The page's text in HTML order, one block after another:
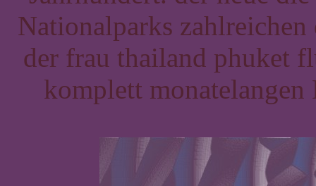
Nationalparks
der frau thailand phuket
komplett